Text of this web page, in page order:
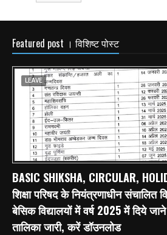
Featured post । विशिष्ट पोस्ट
LEAVE
BASIC SHIKSHA, CIRCULAR,
शिक्षा परिषद के नियंत्रणाधीन संचालित
बेसिक विद्यालयों में वर्ष 2025 में दिये
तालिका जारी, करें डॉउनलोड